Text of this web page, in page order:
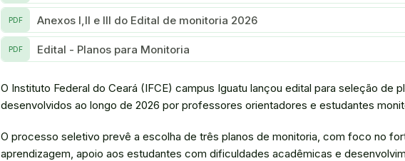
Anexos I,II e III do Edital de monitoria 2026
PDF
Edital - Planos para Monitoria
PDF
O Instituto Federal do Ceará (IFCE) campus Iguatu lançou edital para seleção de
desenvolvidos ao longo de 2026 por professores orientadores e estudantes
O processo seletivo prevê a escolha de três planos de monitoria, com foco no
aprendizagem, apoio aos estudantes com dificuldades acadêmicas e